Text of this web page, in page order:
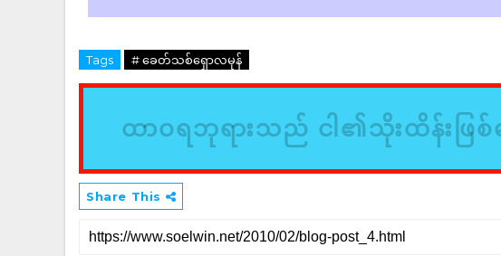
Tags # ခေတ်သစ်ရှောလမုန်
ထာဝရဘုရားသည် ငါ၏သိုးထိန်းဖြ
Share This